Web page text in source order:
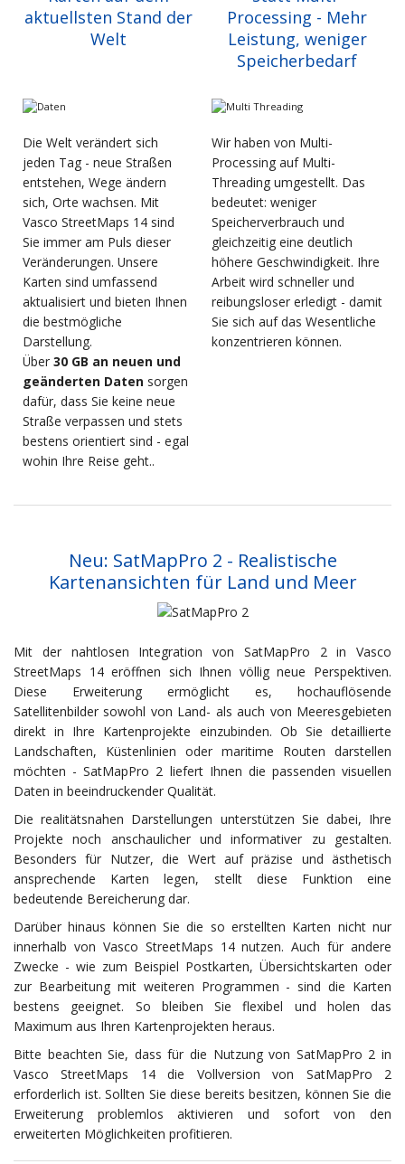
aktuellsten Stand der
Welt
Processing - Mehr
Leistung, weniger
Speicherbedarf
Die Welt verändert sich
jeden Tag - neue Straßen
entstehen, Wege ändern
sich, Orte wachsen. Mit
Vasco StreetMaps 14 sind
Sie immer am Puls dieser
Veränderungen. Unsere
Karten sind umfassend
aktualisiert und bieten Ihnen
die bestmögliche
Darstellung.
Über 30 GB an neuen und
geänderten Daten sorgen
dafür, dass Sie keine neue
Straße verpassen und stets
bestens orientiert sind - egal
wohin Ihre Reise geht..
Wir haben von Multi-
Processing auf Multi-
Threading umgestellt. Das
bedeutet: weniger
Speicherverbrauch und
gleichzeitig eine deutlich
höhere Geschwindigkeit. Ihre
Arbeit wird schneller und
reibungsloser erledigt - damit
Sie sich auf das Wesentliche
konzentrieren können.
Neu: SatMapPro 2 - Realistische
Kartenansichten für Land und Meer
Mit der nahtlosen Integration von SatMapPro 2 in Vasco
StreetMaps 14 eröffnen sich Ihnen völlig neue Perspektiven.
Diese Erweiterung ermöglicht es, hochauflösende
Satellitenbilder sowohl von Land- als auch von Meeresgebieten
direkt in Ihre Kartenprojekte einzubinden. Ob Sie detaillierte
Landschaften, Küstenlinien oder maritime Routen darstellen
möchten - SatMapPro 2 liefert Ihnen die passenden visuellen
Daten in beeindruckender Qualität.
Die realitätsnahen Darstellungen unterstützen Sie dabei, Ihre
Projekte noch anschaulicher und informativer zu gestalten.
Besonders für Nutzer, die Wert auf präzise und ästhetisch
ansprechende Karten legen, stellt diese Funktion eine
bedeutende Bereicherung dar.
Darüber hinaus können Sie die so erstellten Karten nicht nur
innerhalb von Vasco StreetMaps 14 nutzen. Auch für andere
Zwecke - wie zum Beispiel Postkarten, Übersichtskarten oder
zur Bearbeitung mit weiteren Programmen - sind die Karten
bestens geeignet. So bleiben Sie flexibel und holen das
Maximum aus Ihren Kartenprojekten heraus.
Bitte beachten Sie, dass für die Nutzung von SatMapPro 2 in
Vasco StreetMaps 14 die Vollversion von SatMapPro 2
erforderlich ist. Sollten Sie diese bereits besitzen, können Sie die
Erweiterung problemlos aktivieren und sofort von den
erweiterten Möglichkeiten profitieren.